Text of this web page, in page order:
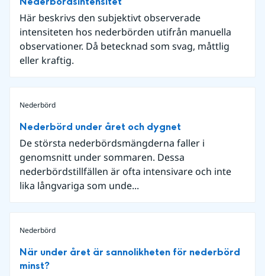
Här beskrivs den subjektivt observerade
intensiteten hos nederbörden utifrån manuella
observationer. Då betecknad som svag, måttlig
eller kraftig.
Nederbörd
Nederbörd under året och dygnet
De största nederbördsmängderna faller i
genomsnitt under sommaren. Dessa
nederbördstillfällen är ofta intensivare och inte
lika långvariga som unde...
Nederbörd
När under året är sannolikheten för nederbörd
minst?